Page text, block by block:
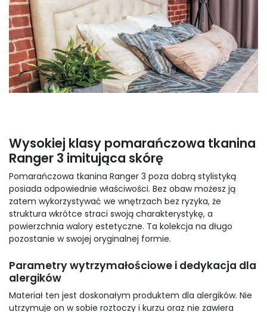
Wysokiej klasy pomarańczowa tkanina
Ranger 3 imitująca skórę
Pomarańczowa tkanina Ranger 3 poza dobrą stylistyką
posiada odpowiednie właściwości. Bez obaw możesz ją
zatem wykorzystywać we wnętrzach bez ryzyka, że
struktura wkrótce straci swoją charakterystykę, a
powierzchnia walory estetyczne. Ta kolekcja na długo
pozostanie w swojej oryginalnej formie.
Parametry wytrzymałościowe i dedykacja dla
alergików
Materiał ten jest doskonałym produktem dla alergików. Nie
utrzymuje on w sobie roztoczy i kurzu oraz nie zawiera